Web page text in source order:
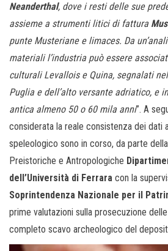
Neanderthal, dove i resti delle sue
assieme a strumenti litici di fattura
punte Musteriane e limaces. Da
materiali l’industria può essere
culturali Levallois e Quina, segnalati
Puglia e dell’alto versante adriatico, e
antica almeno 50 o 60 mila anni”. A
considerata la reale consistenza dei dati
speleologico sono in corso, da parte
Preistoriche e Antropologiche
dell’Università di Ferrara con la
Soprintendenza Nazionale per il
prime valutazioni sulla prosecuzione
completo scavo archeologico del